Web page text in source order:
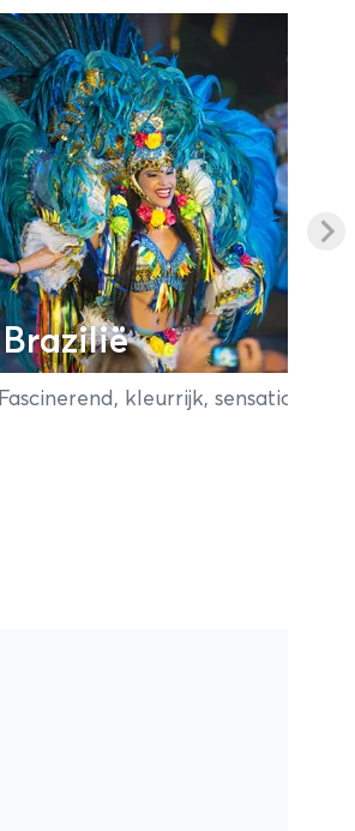
Brazilië
Fascinerend, kleurrijk, sensationeel!